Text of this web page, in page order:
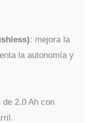
: mejora la
la autonomía y
2.0 Ah con